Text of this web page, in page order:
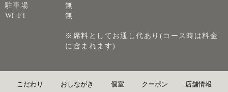
駐車場
無
Wi-Fi
無
※席料としてお通し代あり(コース時は料金
に含まれます)
こだわり おしながき 個室 クーポン 店舗情報